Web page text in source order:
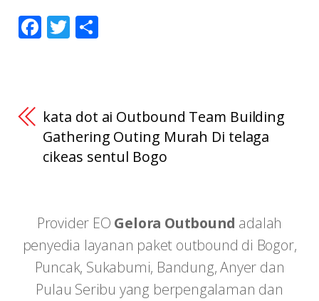
F
o
o
k
T
kata dot ai Outbound Team Building
Gathering Outing Murah Di telaga
cikeas sentul Bogo
Provider EO Gelora Outbound adalah
penyedia layanan paket outbound di Bogor,
Puncak, Sukabumi, Bandung, Anyer dan
Pulau Seribu yang berpengalaman dan